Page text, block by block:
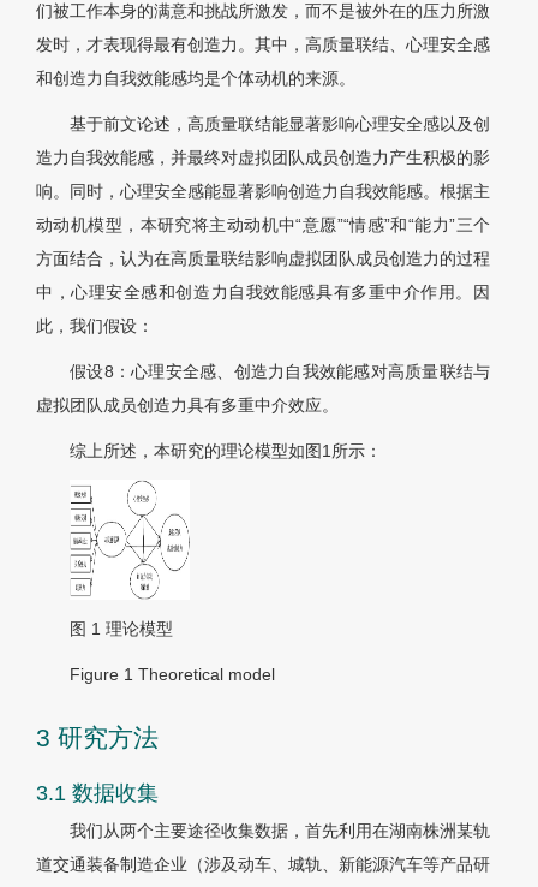
们被工作本身的满意和挑战所激发，而不是被外在的压力所激
发时，才表现得最有创造力。其中，高质量联结、心理安全感
和创造力自我效能感均是个体动机的来源。
基于前文论述，高质量联结能显著影响心理安全感以及创
造力自我效能感，并最终对虚拟团队成员创造力产生积极的影
响。同时，心理安全感能显著影响创造力自我效能感。根据主
动动机模型，本研究将主动动机中“意愿”“情感”和“能力”三个
方面结合，认为在高质量联结影响虚拟团队成员创造力的过程
中，心理安全感和创造力自我效能感具有多重中介作用。因
此，我们假设：
假设8：心理安全感、创造力自我效能感对高质量联结与
虚拟团队成员创造力具有多重中介效应。
综上所述，本研究的理论模型如图1所示：
图 1 理论模型
Figure 1 Theoretical model
3 研究方法
3.1 数据收集
我们从两个主要途径收集数据，首先利用在湖南株洲某轨
道交通装备制造企业（涉及动车、城轨、新能源汽车等产品研